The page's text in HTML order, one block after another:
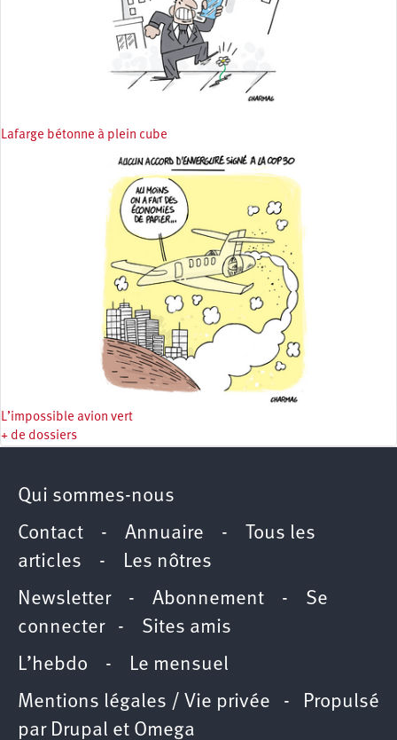
Lafarge bétonne à plein cube
L’impossible avion vert
+ de dossiers
Qui sommes-nous
Contact - Annuaire -
Tous les
articles - Les nôtres
Newsletter- Abonnement - Se
connecter- Sites amis
L’hebdo - Le mensuel
Mentions légales / Vie privée - Propulsé
par Drupal et Omega